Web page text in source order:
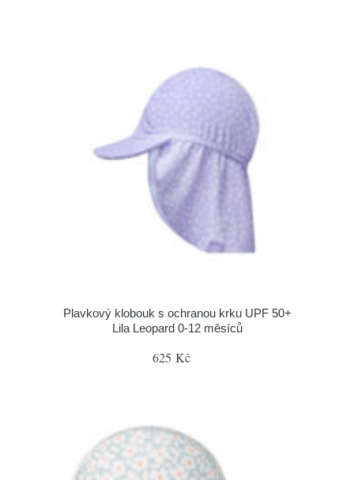
Plavkový klobouk s ochranou krku UPF 50+
Lila Leopard 0-12 měsíců
625 Kč